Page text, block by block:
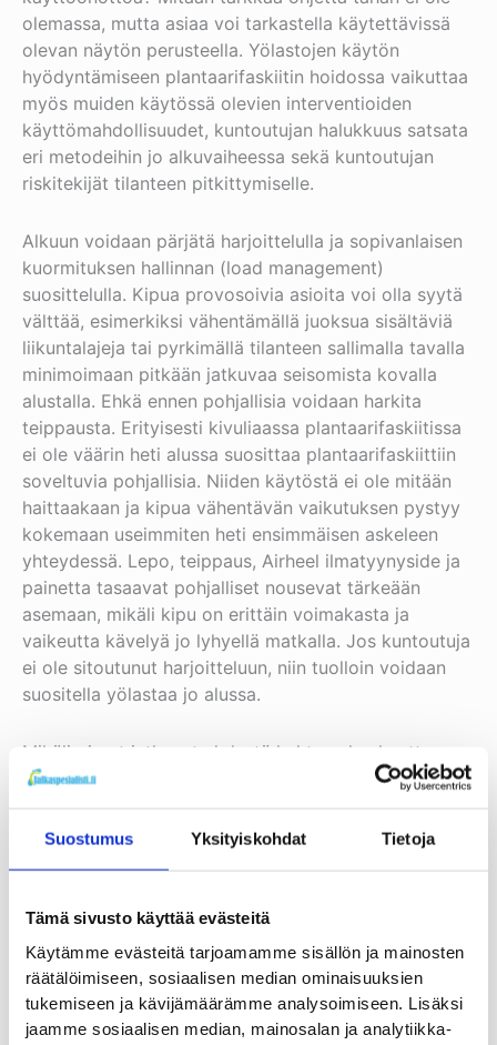
Suostumus Yksityiskohdat Tietoja
Tämä sivusto käyttää evästeitä
Käytämme evästeitä tarjoamamme sisällön ja mainosten
räätälöimiseen, sosiaalisen median ominaisuuksien
tukemiseen ja kävijämäärämme analysoimiseen. Lisäksi
jaamme sosiaalisen median, mainosalan ja analytiikka-
olemassa, mutta asiaa voi tarkastella käytettävissä
olevan näytön perusteella. Yölastojen käytön
hyödyntämiseen plantaarifaskiitin hoidossa vaikuttaa
myös muiden käytössä olevien interventioiden
käyttömahdollisuudet, kuntoutujan halukkuus satsata
eri metodeihin jo alkuvaiheessa sekä kuntoutujan
riskitekijät tilanteen pitkittymiselle.
Alkuun voidaan pärjätä harjoittelulla ja sopivanlaisen
kuormituksen hallinnan (load management)
suosittelulla. Kipua provosoivia asioita voi olla syytä
välttää, esimerkiksi vähentämällä juoksua sisältäviä
liikuntalajeja tai pyrkimällä tilanteen sallimalla tavalla
minimoimaan pitkään jatkuvaa seisomista kovalla
alustalla. Ehkä ennen pohjallisia voidaan harkita
teippausta. Erityisesti kivuliaassa plantaarifaskiitissa
ei ole väärin heti alussa suosittaa plantaarifaskiittiin
soveltuvia pohjallisia. Niiden käytöstä ei ole mitään
haittaakaan ja kipua vähentävän vaikutuksen pystyy
kokemaan useimmiten heti ensimmäisen askeleen
yhteydessä. Lepo, teippaus, Airheel ilmatyynyside ja
painetta tasaavat pohjalliset nousevat tärkeään
asemaan, mikäli kipu on erittäin voimakasta ja
vaikeutta kävelyä jo lyhyellä matkalla. Jos kuntoutuja
ei ole sitoutunut harjoitteluun, niin tuolloin voidaan
suositella yölastaa jo alussa.
Mikäli oireet jatkuvat yhdestä kahteen kuukautta
korkeaintensiteettisestä harjoittelusta huolimatta, niin
yölastoista on syytä informoida kuntoutujaa. Samalla
on hyvä kertoa, että niiden käyttö saattaa häiritä
plantaarifaskiitista kärsiville ko. apuvälinettä, mikäli
askeleen yhteydessä. Yölastoissa huomioitavassa
asemassa on hoitomyönteisyys ko. apuvälinettä
kohtaan. Unihäiriöistä jo muutenkin kärsiville voidaan